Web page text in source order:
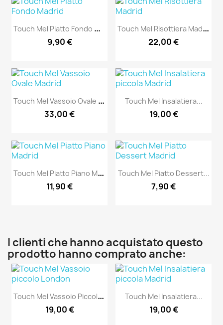
T
Ouch Mel Piatto Fondo Madrid
9,90 €
T
Ouch Mel Risottiera Madrid
22,00 €
T
Ouch Mel Vassoio Ovale Madrid
33,00 €
Touch Mel Insalatiera...
19,00 €
T
Ouch Mel Piatto Piano Madrid
11,90 €
Touch Mel Piatto Dessert...
7,90 €
I clienti che hanno acquistato questo
prodotto hanno comprato anche:
T
Ouch Mel Vassoio Piccolo...
19,00 €
Touch Mel Insalatiera...
19,00 €